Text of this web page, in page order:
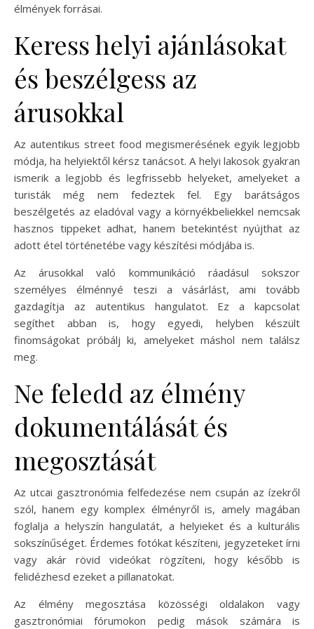
élmények forrásai.
Keress helyi ajánlásokat
és beszélgess az
árusokkal
Az autentikus street food megismerésének egyik legjobb
módja, ha helyiektől kérsz tanácsot. A helyi lakosok gyakran
ismerik a legjobb és legfrissebb helyeket, amelyeket a
turisták még nem fedeztek fel. Egy barátságos
beszélgetés az eladóval vagy a környékbeliekkel nemcsak
hasznos tippeket adhat, hanem betekintést nyújthat az
adott étel történetébe vagy készítési módjába is.
Az árusokkal való kommunikáció ráadásul sokszor
személyes élménnyé teszi a vásárlást, ami tovább
gazdagítja az autentikus hangulatot. Ez a kapcsolat
segíthet abban is, hogy egyedi, helyben készült
finomságokat próbálj ki, amelyeket máshol nem találsz
meg.
Ne feledd az élmény
dokumentálását és
megosztását
Az utcai gasztronómia felfedezése nem csupán az ízekről
szól, hanem egy komplex élményről is, amely magában
foglalja a helyszín hangulatát, a helyieket és a kulturális
sokszínűséget. Érdemes fotókat készíteni, jegyzeteket írni
vagy akár rövid videókat rögzíteni, hogy később is
felidézhesd ezeket a pillanatokat.
Az élmény megosztása közösségi oldalakon vagy
gasztronómiai fórumokon pedig mások számára is